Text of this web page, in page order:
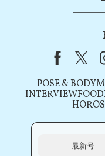
Facebook
X
POSE & BODY
INTERVIEWFOOD
最新号